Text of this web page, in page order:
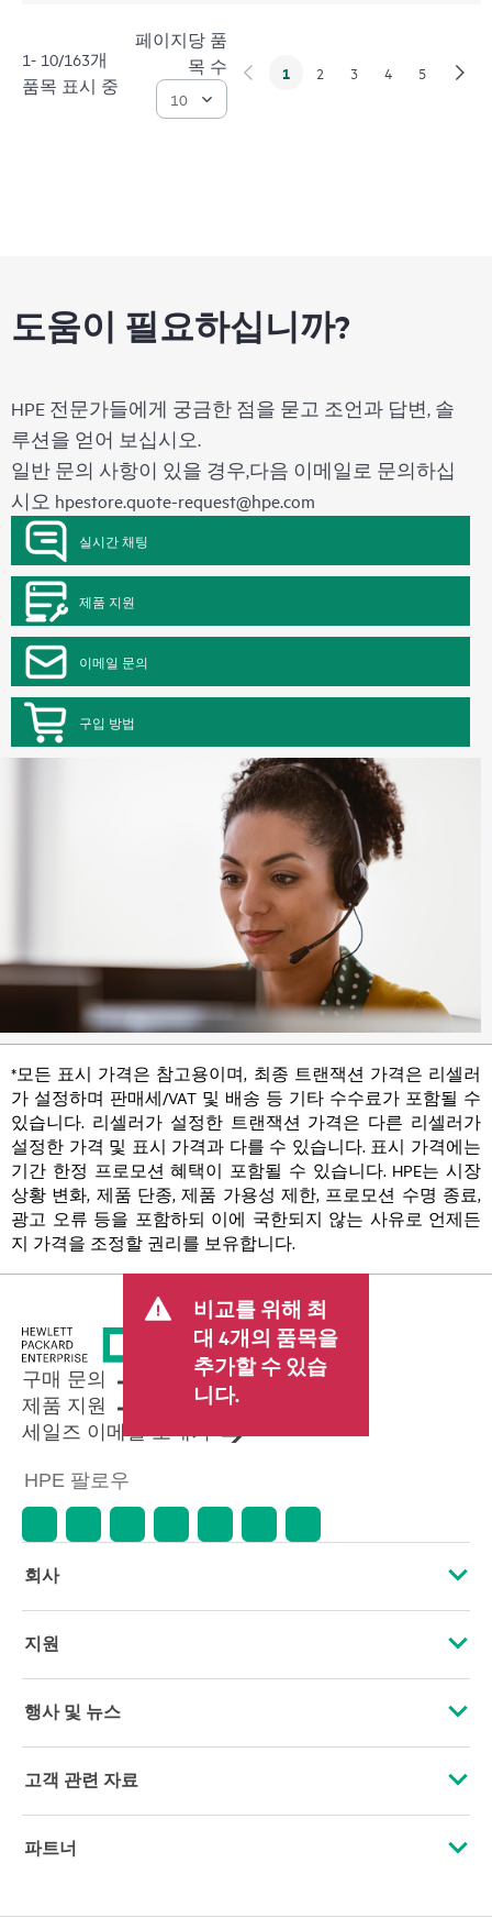
1- 10/163개
품목 표시 중
페이지당 품
목 수
1 2 3 4 5
도움이 필요하십니까?
HPE 전문가들에게 궁금한 점을 묻고 조언과 답변, 솔
루션을 얻어 보십시오.
일반 문의 사항이 있을 경우,다음 이메일로 문의하십
시오 hpestore.quote-request@hpe.com
실시간 채팅
제품 지원
이메일 문의
구입 방법
*모든 표시 가격은 참고용이며, 최종 트랜잭션 가격은 리셀러
가 설정하며 판매세/VAT 및 배송 등 기타 수수료가 포함될 수
있습니다. 리셀러가 설정한 트랜잭션 가격은 다른 리셀러가
설정한 가격 및 표시 가격과 다를 수 있습니다. 표시 가격에는
기간 한정 프로모션 혜택이 포함될 수 있습니다. HPE는 시장
상황 변화, 제품 단종, 제품 가용성 제한, 프로모션 수명 종료,
광고 오류 등을 포함하되 이에 국한되지 않는 사유로 언제든
지 가격을 조정할 권리를 보유합니다.
비교를 위해 최
대 4개의 품목을
추가할 수 있습
니다.
구매 문의
제품 지원
세일즈 이메일 보내기
HPE 팔로우
회사
HPE 소개
기업의 책임
HPE Labs
지원
운영 지원 서비스
소프트웨어 및 드라이버
보증 확인
행사 및 뉴스
행사
고객 관련 자료
문의하기
파트너